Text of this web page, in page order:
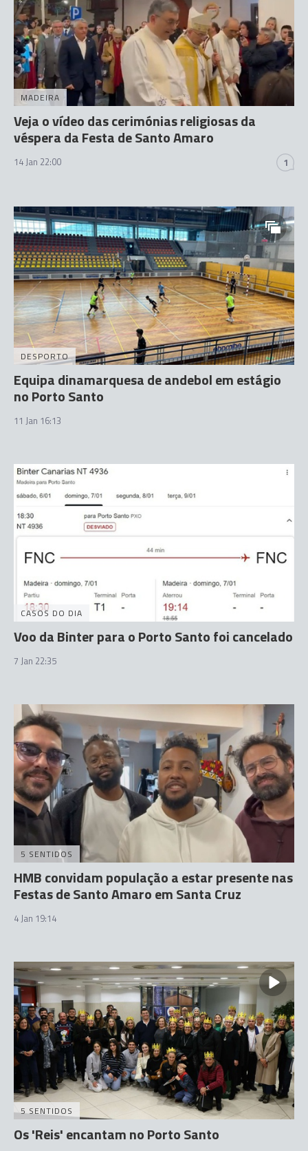
MADEIRA
Veja o vídeo das cerimónias religiosas da
véspera da Festa de Santo Amaro
14 Jan 22:00 1
DESPORTO
Equipa dinamarquesa de andebol em estágio
no Porto Santo
11 Jan 16:13
CASOS DO DIA
Voo da Binter para o Porto Santo foi cancelado
7 Jan 22:35
5 SENTIDOS
HMB convidam população a estar presente nas
Festas de Santo Amaro em Santa Cruz
4 Jan 19:14
5 SENTIDOS
Os 'Reis' encantam no Porto Santo